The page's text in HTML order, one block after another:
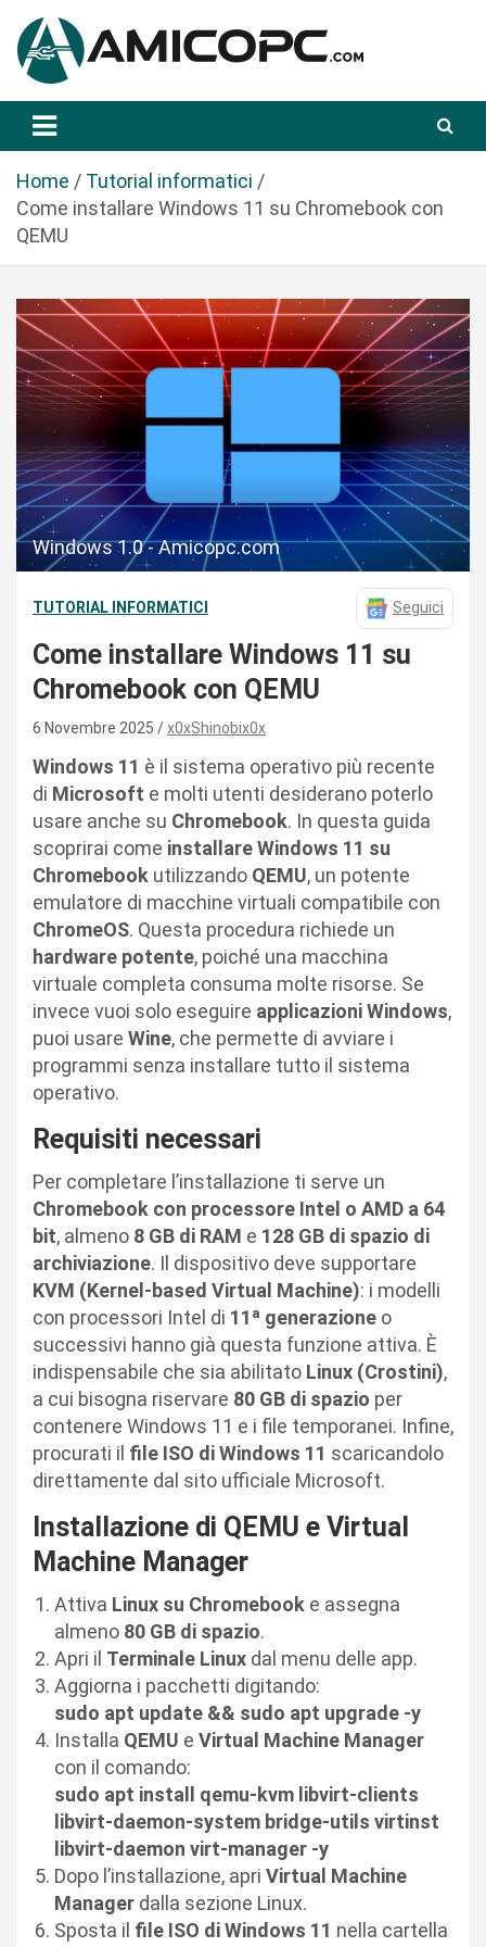
a
Amicopc.com
Home
Tutorial informatici
Come installare Windows 11 su Chromebook con
QEMU
Windows 1.0 - Amicopc.com
TUTORIAL INFORMATICI Seguici
Come installare Windows 11 su
Chromebook con QEMU
6 Novembre 2025 x0xShinobix0x
Windows 11 è il sistema operativo più recente
di Microsoft e molti utenti desiderano poterlo
usare anche su Chromebook. In questa guida
scoprirai come installare Windows 11 su
Chromebook utilizzando QEMU, un potente
emulatore di macchine virtuali compatibile con
ChromeOS. Questa procedura richiede un
hardware potente, poiché una macchina
virtuale completa consuma molte risorse. Se
invece vuoi solo eseguire applicazioni Windows,
puoi usare Wine, che permette di avviare i
programmi senza installare tutto il sistema
operativo.
Requisiti necessari
Per completare l’installazione ti serve un
Chromebook con processore Intel o AMD a 64
bit, almeno 8 GB di RAM e 128 GB di spazio di
archiviazione. Il dispositivo deve supportare
KVM (Kernel-based Virtual Machine): i modelli
con processori Intel di 11ª generazione o
successivi hanno già questa funzione attiva. È
indispensabile che sia abilitato Linux (Crostini),
a cui bisogna riservare 80 GB di spazio per
contenere Windows 11 e i file temporanei. Infine,
procurati il file ISO di Windows 11 scaricandolo
direttamente dal sito ufficiale Microsoft.
Installazione di QEMU e Virtual
Machine Manager
Attiva Linux su Chromebook e assegna
almeno 80 GB di spazio.
Apri il Terminale Linux dal menu delle app.
Aggiorna i pacchetti digitando:
sudo apt update && sudo apt upgrade -y
Installa QEMU e Virtual Machine Manager
con il comando:
sudo apt install qemu-kvm libvirt-clients
libvirt-daemon-system bridge-utils virtinst
libvirt-daemon virt-manager -y
Dopo l’installazione, apri Virtual Machine
Manager dalla sezione Linux.
Sposta il file ISO di Windows 11 nella cartella